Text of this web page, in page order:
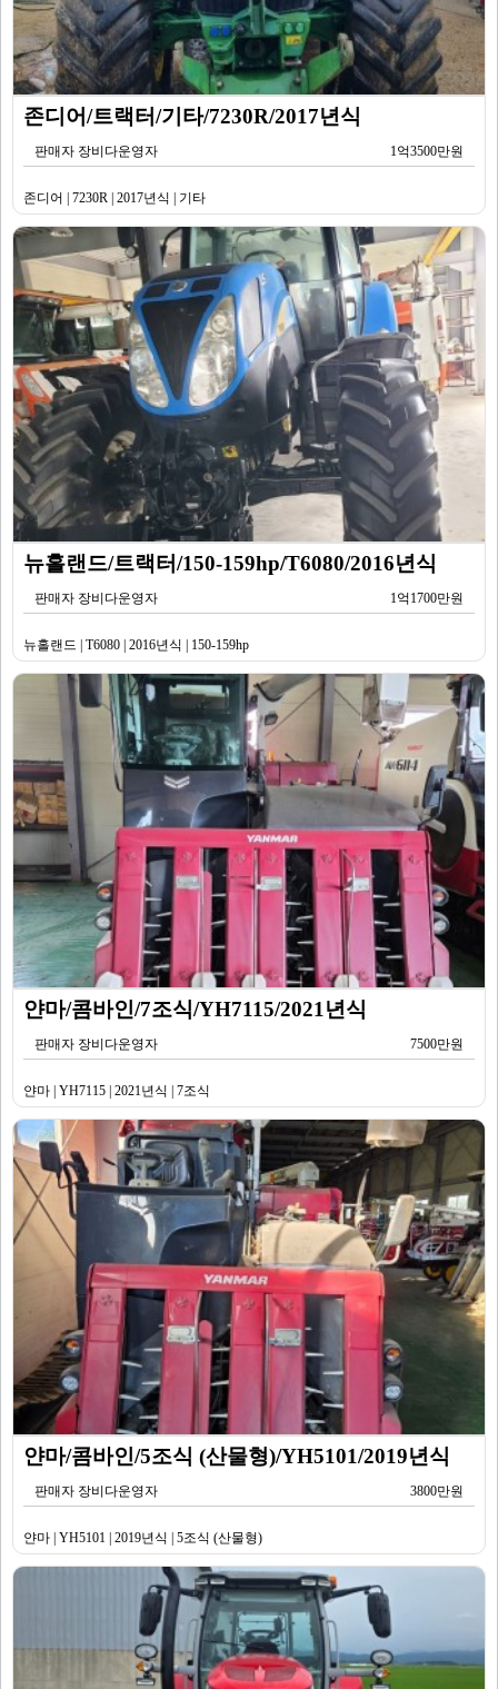
존디어/트랙터/기타/7230R/2017년식
판매자 장비다운영자 1억3500만원
존디어 | 7230R | 2017년식 | 기타
뉴홀랜드/트랙터/150-159hp/T6080/2016년식
판매자 장비다운영자 1억1700만원
뉴홀랜드 | T6080 | 2016년식 | 150-159hp
얀마/콤바인/7조식/YH7115/2021년식
판매자 장비다운영자 7500만원
얀마 | YH7115 | 2021년식 | 7조식
얀마/콤바인/5조식 (산물형)/YH5101/2019년식
판매자 장비다운영자 3800만원
얀마 | YH5101 | 2019년식 | 5조식 (산물형)